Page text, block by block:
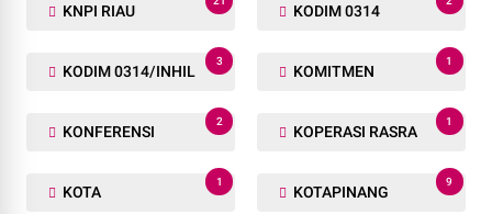
KNPI RIAU KODIM 0314
KODIM 0314/INHIL
3
KOMITMEN
1
KONFERENSI
2
KOPERASI RASRA
1
KOTA
1
KOTAPINANG
9